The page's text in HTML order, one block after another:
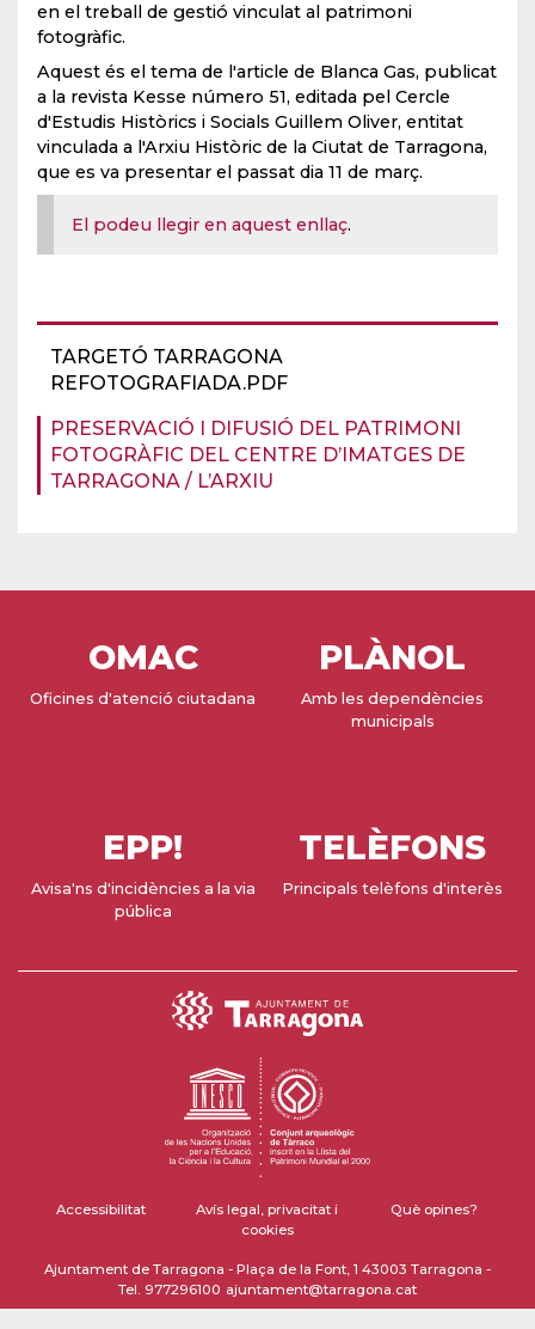
TARGETÓ TARRAGONA
REFOTOGRAFIADA.PDF
PRESERVACIÓ I DIFUSIÓ DEL PATRIMONI
FOTOGRÀFIC DEL CENTRE D’IMATGES DE
TARRAGONA / L’ARXIU
en el treball de gestió vinculat al patrimoni
fotogràfic.
Aquest és el tema de l'article de Blanca Gas, publicat
a la revista Kesse número 51, editada pel Cercle
d'Estudis Històrics i Socials Guillem Oliver, entitat
vinculada a l'Arxiu Històric de la Ciutat de Tarragona,
que es va presentar el passat dia 11 de març.
El podeu llegir en aquest enllaç.
OMAC
Oficines d'atenció ciutadana
PLÀNOL
Amb les dependències
municipals
EPP!
Avisa'ns d'incidències a la via
pública
TELÈFONS
Principals telèfons d'interès
Accessibilitat
Avís legal, privacitat i
cookies
Què opines?
Ajuntament de Tarragona - Plaça de la Font, 1 43003 Tarragona -
Tel. 977296100 ajuntament@tarragona.cat